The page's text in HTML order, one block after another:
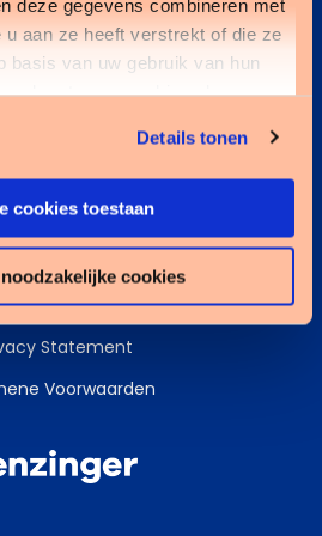
deze gegevens combineren met
u aan ze heeft verstrekt of die ze
basis van uw gebruik van hun
met onze cookies als u onze
Details tonen
cookies toestaan
cookies
Cookies
Statement
Voorwaarden